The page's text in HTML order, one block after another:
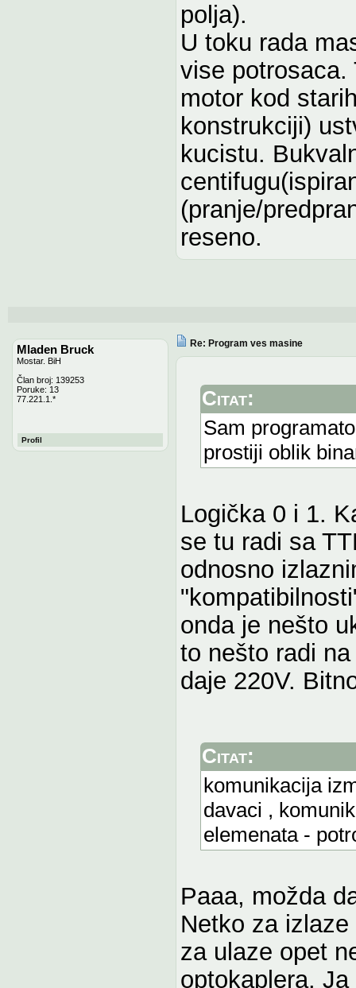
polja).
U toku rada
vise potrosaca.
motor kod
konstrukciji)
kucistu.
(pranje/
reseno.
Mladen Bruck
Mostar. BiH
Član broj: 139253
Poruke: 13
77.221.1.*
Profil
Re: Program ves masine
Citat:
Sam
prostiji oblik
Logička 0 i 1.
se tu radi sa
odnosno
onda je nešto
to nešto radi
daje 220V.
Citat:
komunikacija
davaci ,
elemenata -
Paaa, možda
Netko za
za ulaze opet
optokaplera.